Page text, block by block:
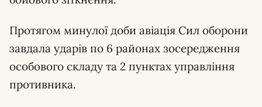
Протягом минулої доби авіація Сил оборони
завдала ударів по 6 районах зосередження
особового складу та 2 пунктах управління
противника.